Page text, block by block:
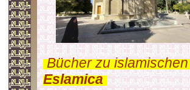
.Bücher zu
Eslamica.